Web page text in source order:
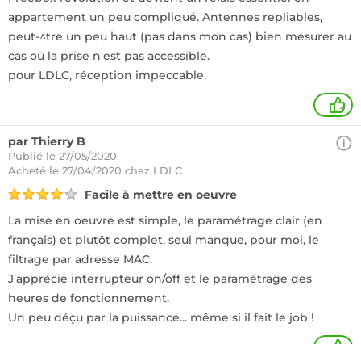
appartement un peu compliqué. Antennes repliables,
peut-^tre un peu haut (pas dans mon cas) bien mesurer au
cas où la prise n'est pas accessible.
pour LDLC, réception impeccable.
2
par Thierry B
Publié le 27/05/2020
Acheté le 27/04/2020 chez LDLC
Facile à mettre en oeuvre
La mise en oeuvre est simple, le paramétrage clair (en
français) et plutôt complet, seul manque, pour moi, le
filtrage par adresse MAC.
J’apprécie interrupteur on/off et le paramétrage des
heures de fonctionnement.
Un peu déçu par la puissance... même si il fait le job !